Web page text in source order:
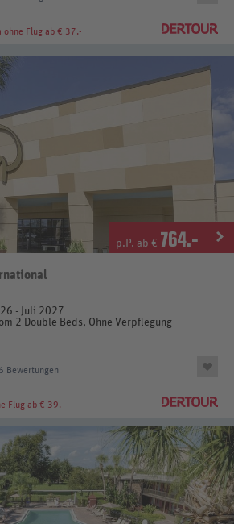
ohne Flug ab € 37.-
p.P. ab € 764.-
- Juli 2027
2 Double Beds, Ohne Verpflegung
Bewertungen
Flug ab € 39.-